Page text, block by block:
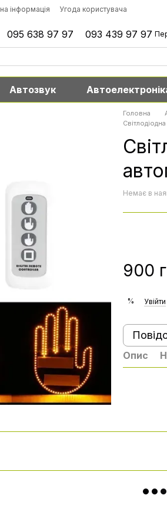
інформація Угода користувача
095 638 97 97 093 439 97 97
Автозвук
Головна
Немає в
900
% Увійти
Опис